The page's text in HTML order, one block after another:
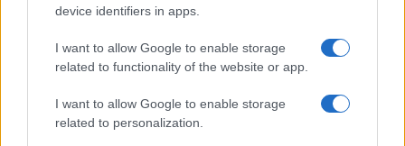
device identifiers in apps.
I want to allow Google to enable storage
related to functionality of the website or app.
I want to allow Google to enable storage
related to personalization.
L’estate che ci insegna a fiorire
Don Antonio Mazzi: la vita e l’eredità del prete di strada